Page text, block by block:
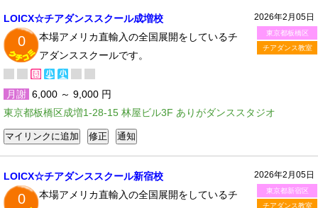
2026年2月05日
東京都板橋区
チアダンス教室
LOICX☆チアダンススクール成増校
0
本場アメリカ直輸入の全国展開をしているチ
アダンススクールです。
月謝 6,000 ～ 9,000 円
東京都板橋区成増1-28-15 林屋ビル3F ありがダンススタジオ
2026年2月05日
東京都新宿区
チアダンス教室
LOICX☆チアダンススクール新宿校
0
本場アメリカ直輸入の全国展開をしているチ